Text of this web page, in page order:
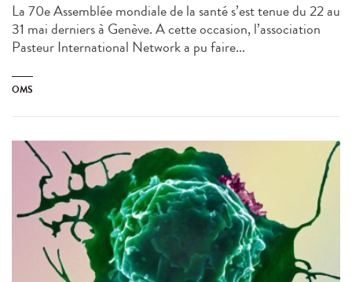
La 70e Assemblée mondiale de la santé s’est tenue du 22 au
31 mai derniers à Genève. A cette occasion, l’association
Pasteur International Network a pu faire...
OMS